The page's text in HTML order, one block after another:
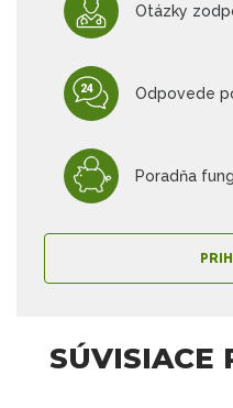
Otázky
Odpovede
Poradňa
SÚVISIACE